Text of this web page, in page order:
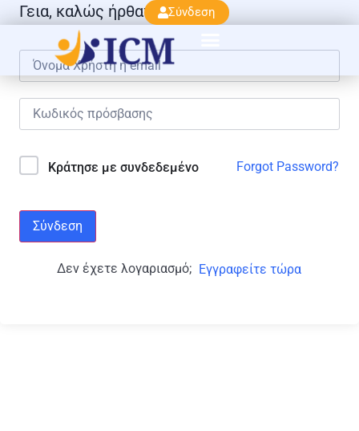
Σύνδεση
Γεια, καλώς ήρθατε πάλι!
Κράτησε με συνδεδεμένο Forgot Password?
Σύνδεση
Δεν έχετε λογαριασμό; Εγγραφείτε τώρα